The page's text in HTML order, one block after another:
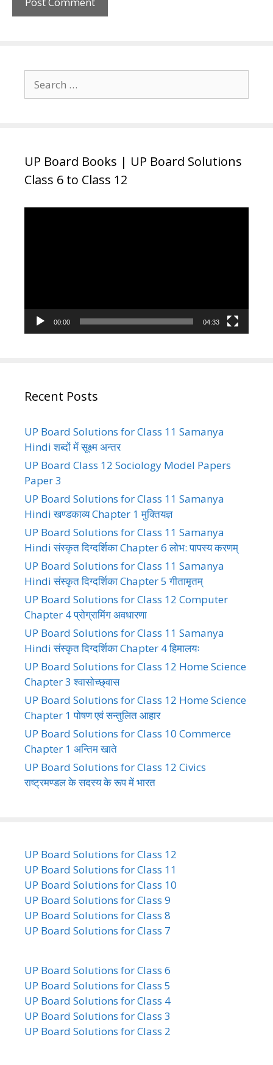
for:
UP Board Books | UP Board Solutions
Class 6 to Class 12
00:00 04:33
Recent Posts
UP Board Solutions for Class 11 Samanya
Hindi शब्दों में सूक्ष्म अन्तर
UP Board Class 12 Sociology Model Papers
Paper 3
UP Board Solutions for Class 11 Samanya
Hindi खण्डकाव्य Chapter 1 मुक्तियज्ञ
UP Board Solutions for Class 11 Samanya
Hindi संस्कृत दिग्दर्शिका Chapter 6 लोभ: पापस्य करणम्
UP Board Solutions for Class 11 Samanya
Hindi संस्कृत दिग्दर्शिका Chapter 5 गीतामृतम्
UP Board Solutions for Class 12 Computer
Chapter 4 प्रोग्रामिंग अवधारणा
UP Board Solutions for Class 11 Samanya
Hindi संस्कृत दिग्दर्शिका Chapter 4 हिमालयः
UP Board Solutions for Class 12 Home Science
Chapter 3 श्वासोच्छ्वास
UP Board Solutions for Class 12 Home Science
Chapter 1 पोषण एवं सन्तुलित आहार
UP Board Solutions for Class 10 Commerce
Chapter 1 अन्तिम खाते
UP Board Solutions for Class 12 Civics
राष्ट्रमण्डल के सदस्य के रूप में भारत
UP Board Solutions for Class 12
UP Board Solutions for Class 11
UP Board Solutions for Class 10
UP Board Solutions for Class 9
UP Board Solutions for Class 8
UP Board Solutions for Class 7
UP Board Solutions for Class 6
UP Board Solutions for Class 5
UP Board Solutions for Class 4
UP Board Solutions for Class 3
UP Board Solutions for Class 2